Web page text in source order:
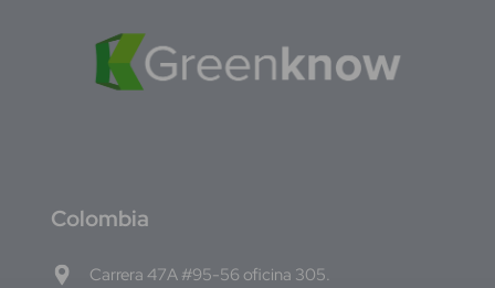
Colombia
Carrera 47A #95-56 oficina 305.